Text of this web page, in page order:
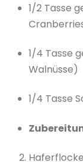
1/2 Tasse
1/4 Tasse
Walnüsse)
1/4 Tasse